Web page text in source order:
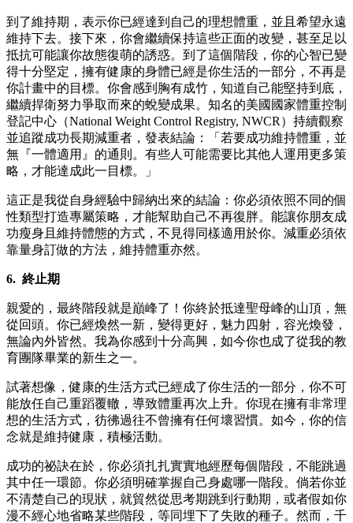
到了維持期，表示你已經達到自己的理想體重，並且希望永遠
維持下去。接下來，你會繼續保持這些正面的改變，甚至足以
抵抗可能讓你故態復萌的誘惑。到了這個階段，你的心智已變
得十分堅定，擁有健康的身體已經是你生活的一部分，不再是
你計畫中的目標。你會感到胸有成竹，知道自己能堅持到底，
繼續捍衛努力爭取而來的蛻變成果。知名的美國國家體重控制
登記中心（National Weight Control Registry, NWCR）持續觀察
並追蹤成功長期減重者，發表結論：「若要成功維持體重，並
無『一體適用』的通則。有些人可能需要比其他人運用更多策
略，才能達成此一目標。」
這正是我從自身經驗中歸納出來的結論：你必須依照不同的個
性類型打造專屬策略，才能幫助自己不再復胖。能讓你朋友成
功瘦身且維持體態的方式，不見得同樣適用於你。減重必須依
靠量身訂做的方法，維持體重亦然。
6. 終止期
親愛的，最終階段就是巔峰了！你終於抵達聖母峰的山頂，無
從回頭。你已經煥然一新，變得更好，魅力四射，容光煥發，
無論內外皆然。我為你感到十分高興，如今你也成了從我的教
育團隊畢業的新生之一。
試著想像，健康的生活方式已經成了你生活的一部分，你不可
能放任自己重蹈覆轍，導致體重再次上升。你現在擁有非常理
想的生活方式，彷彿過往不曾擁有任何壞習慣。如今，你的信
念就是維持健康，積極活動。
成功的祕訣在於，你必須扎扎實實地經歷每個階段，不能跳過
其中任一環節。你必須明確掌握自己身處哪一階段。倘若你並
不清楚自己的現狀，就貿然從思考期跳到行動期，或者假如你
漫不經心地省略某些階段，等同埋下了失敗的種子。然而，千